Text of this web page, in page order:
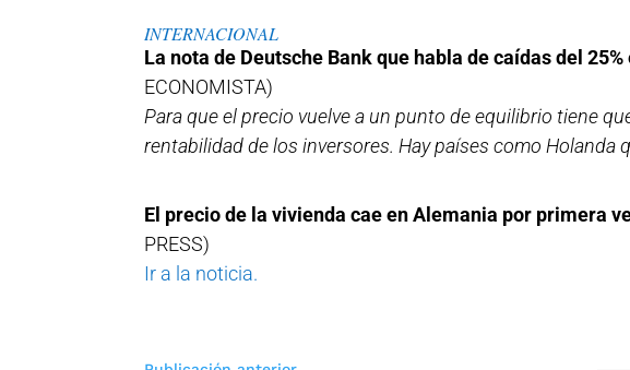
INTERNACIONAL
La nota de Deutsche Bank que habla de caídas del
ECONOMISTA)
Para que el precio vuelve a un punto de equilibrio tiene
rentabilidad de los inversores. Hay países como Holanda
El precio de la vivienda cae en Alemania por primera
PRESS)
Ir a la noticia.